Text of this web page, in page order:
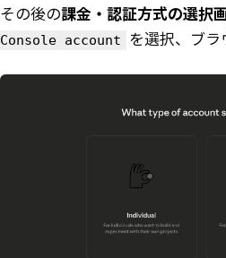
その後の課金・認証方式の選択
Console account
を選択、ブラ